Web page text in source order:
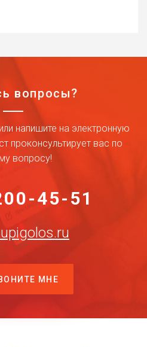
вопросы?
напишите на электронную
проконсультирует вас по
вопросу!
45-51
МНЕ